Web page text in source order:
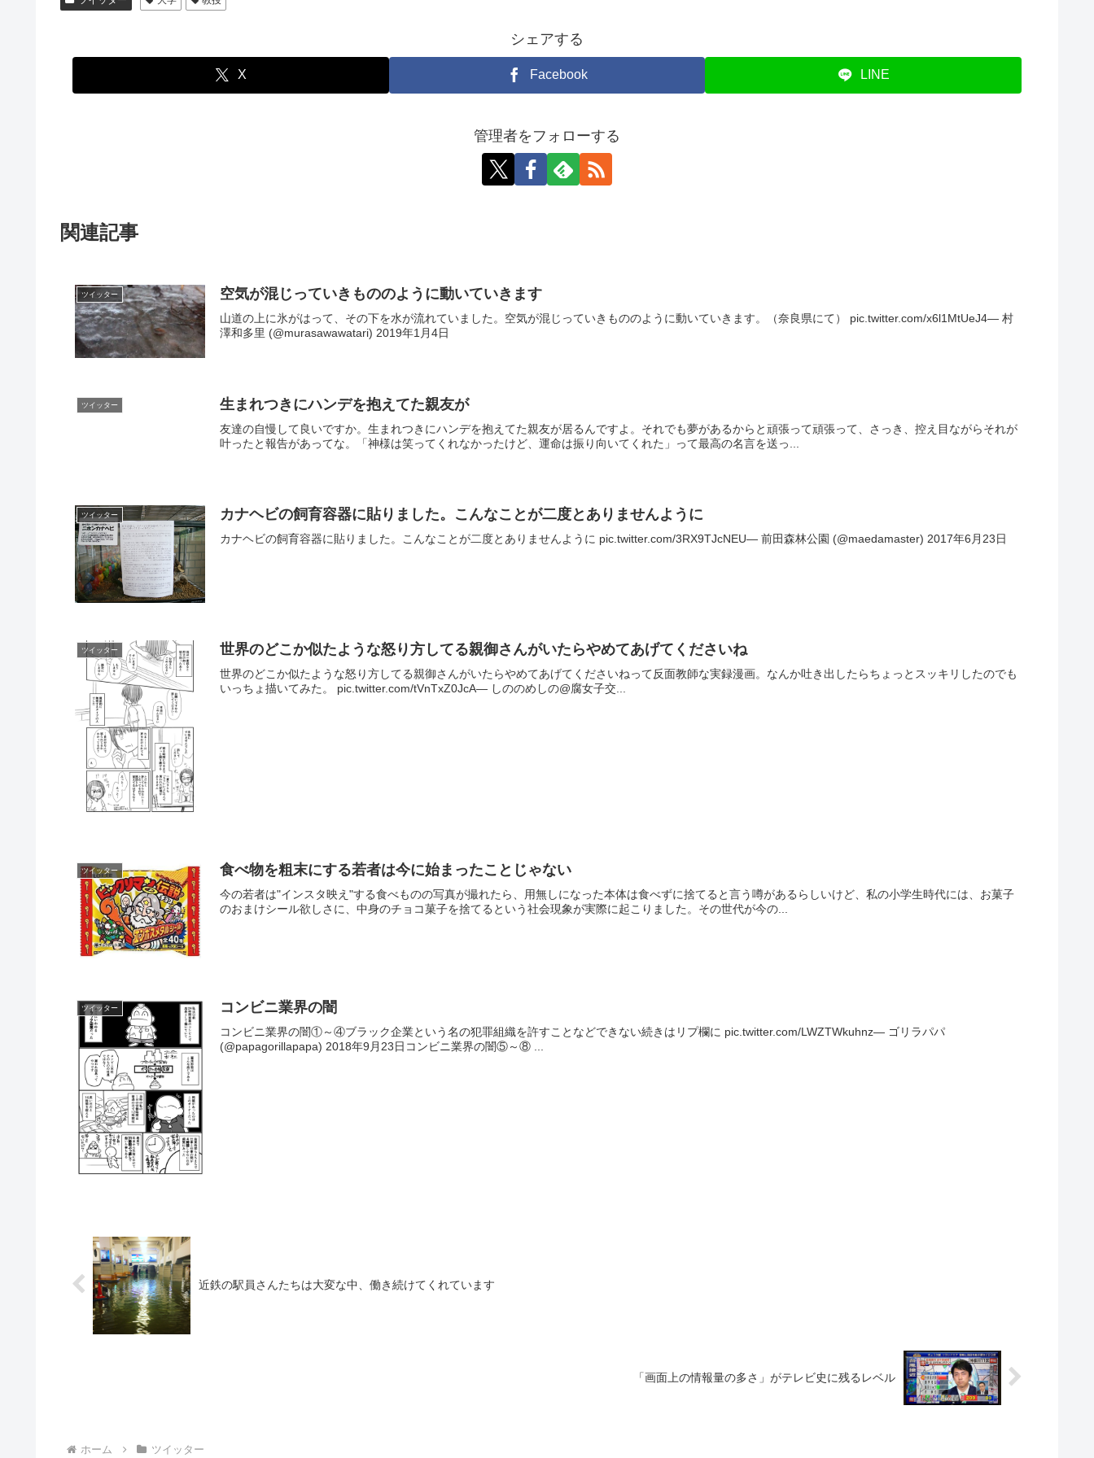
シェアする
X Facebook LINE
管理者をフォローする
関連記事
ツイッター 空気が混じっていきもののように動いていきます
山道の上に氷がはって、その下を水が流れていました。空気が混じっていきもののように動いていきます。（奈良県にて） pic.twitter.com/x6l1MtUeJ4— 村
澤和多里 (@murasawawatari) 2019年1月4日
ツイッター 生まれつきにハンデを抱えてた親友が
友達の自慢して良いですか。生まれつきにハンデを抱えてた親友が居るんですよ。それでも夢があるからと頑張って頑張って、さっき、控え目ながらそれが
叶ったと報告があってな。「神様は笑ってくれなかったけど、運命は振り向いてくれた」って最高の名言を送っ...
ツイッター カナヘビの飼育容器に貼りました。こんなことが二度とありませんように
カナヘビの飼育容器に貼りました。こんなことが二度とありませんように pic.twitter.com/3RX9TJcNEU— 前田森林公園 (@maedamaster) 2017年6月23日
ツイッター 世界のどこか似たような怒り方してる親御さんがいたらやめてあげてくださいね
世界のどこか似たような怒り方してる親御さんがいたらやめてあげてくださいねって反面教師な実録漫画。なんか吐き出したらちょっとスッキリしたのでも
いっちょ描いてみた。 pic.twitter.com/tVnTxZ0JcA— しののめしの@腐女子交...
ツイッター 食べ物を粗末にする若者は今に始まったことじゃない
今の若者は"インスタ映え"する食べものの写真が撮れたら、用無しになった本体は食べずに捨てると言う噂があるらしいけど、私の小学生時代には、お菓子
のおまけシール欲しさに、中身のチョコ菓子を捨てるという社会現象が実際に起こりました。その世代が今の...
ツイッター コンビニ業界の闇
コンビニ業界の闇①～④ブラック企業という名の犯罪組織を許すことなどできない続きはリプ欄に pic.twitter.com/LWZTWkuhnz— ゴリラパパ
(@papagorillapapa) 2018年9月23日コンビニ業界の闇⑤～⑧ ...
近鉄の駅員さんたちは大変な中、働き続けてくれています
「画面上の情報量の多さ」がテレビ史に残るレベル
ホーム ツイッター